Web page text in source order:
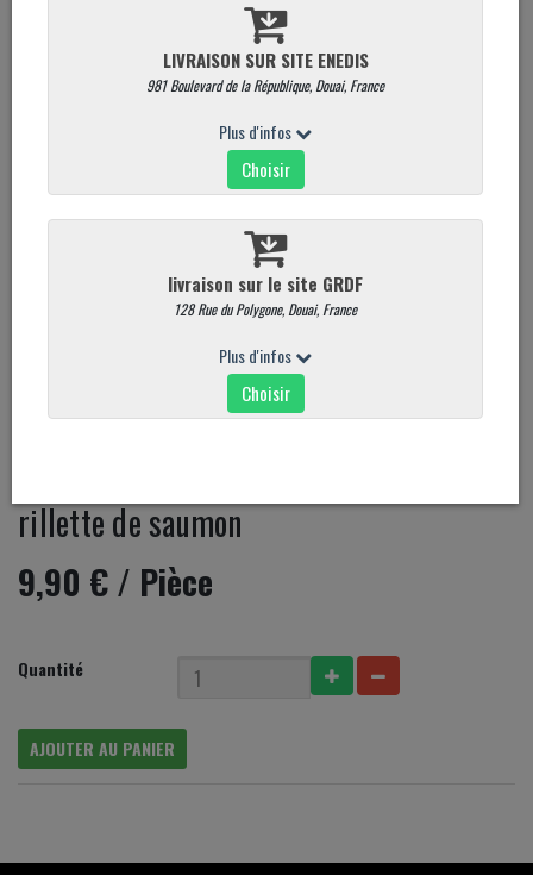
rillette de saumon
9,90 €/ Pièce
Quantité
AJOUTER AU PANIER